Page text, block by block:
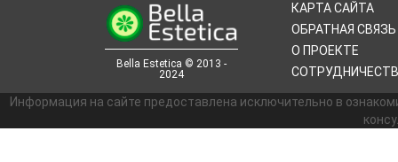
Bella Estetica © 2013 -
2024
КАРТА САЙТА
ОБРАТНАЯ СВЯЗЬ
О ПРОЕКТЕ
Информация на сайте предоставлена исключительно в